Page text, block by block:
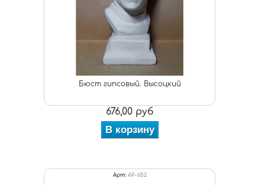
Бюст гипсовый. Высоцкий
676,00 руб
В корзину
Арт: АР-652